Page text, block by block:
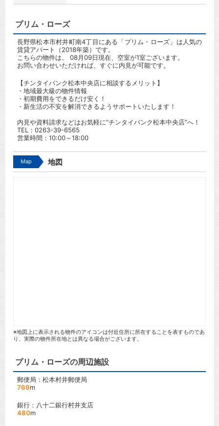
プリム・ローズ
長野県松本市村井町南4丁目にある「プリム・ローズ」は人気の
賃貸アパート（2018年築）です。
こちらの物件は、 08月09日現在、空室が1室ございます。
お問い合わせいただければ、すぐに内見が可能です。
【チンタイバンク松本中央店に相談するメリット】
・地域最大級の物件情報
・初期費用をできるだけ安く！
・新生活の不安を解消できるようサポートいたします！
内見や資料請求などはお気軽に”チンタイバンク松本中央店”へ！
TEL： 0263-39-6565
営業時間：10:00～18:00
Map 地図
※地図上に表示される物件のアイコンは付近住所に所在することを表すものであ
り、実際の物件所在地とは異なる場合がございます。
プリム・ローズの周辺施設
郵便局：松本村井郵便局
769m
銀行：八十二銀行村井支店
480m